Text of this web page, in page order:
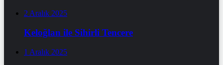
2 Aralık 2025
Keloğlan ile Sihirli Tencere
1 Aralık 2025